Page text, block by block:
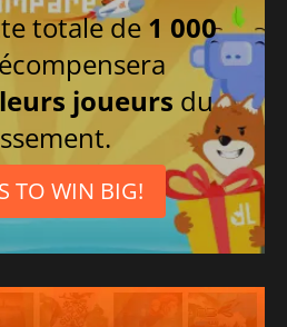
totale de 1 000
joueurs du
TO WIN BIG!